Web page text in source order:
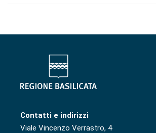
Contatti e indirizzi
Viale Vincenzo Verrastro, 4